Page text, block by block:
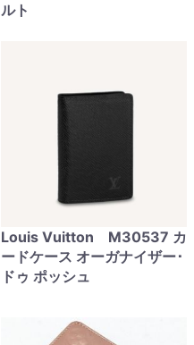
ルト
Louis Vuitton M30537 カ
ードケース オーガナイザー･
ドゥ ポッシュ